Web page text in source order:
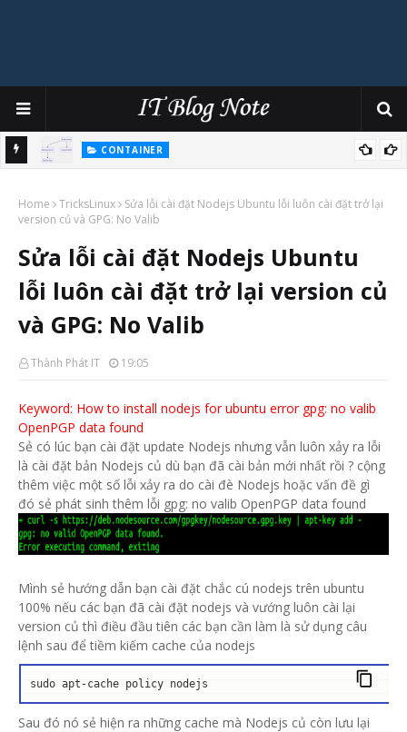
CONTAINER
DaemonSet cho việc phát triển ứng dụng trên Kubernetes
Home TricksLinux
Sửa lỗi cài đặt Nodejs Ubuntu lỗi luôn cài đặt trở lại
version củ và GPG: No Valib
Sửa lỗi cài đặt Nodejs Ubuntu
lỗi luôn cài đặt trở lại version củ
và GPG: No Valib
Thành Phát IT 19:05
Keyword: How to install nodejs for ubuntu error gpg: no valib
OpenPGP data found
Sẻ có lúc bạn cài đặt update Nodejs nhưng vẫn luôn xảy ra lỗi
là cài đặt bản Nodejs củ dù bạn đã cài bản mới nhất rồi ? cộng
thêm việc một số lỗi xảy ra do cài đè Nodejs hoặc vấn đề gì
đó sẻ phát sinh thêm lỗi gpg: no valib OpenPGP data found
Mình sẻ hướng dẫn bạn cài đặt chắc cú nodejs trên ubuntu
100% nếu các bạn đã cài đặt nodejs và vướng luôn cài lại
version củ thì điều đầu tiên các bạn cần làm là sử dụng câu
lệnh sau để tiềm kiếm cache của nodejs
sudo apt-cache policy nodejs
Sau đó nó sẻ hiện ra những cache mà Nodejs củ còn lưu lại